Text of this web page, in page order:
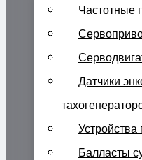
Частотные
Датчики
Устройства
Балласты